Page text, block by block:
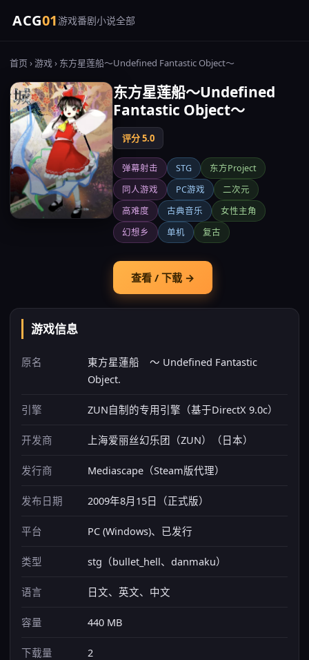
ACG01游戏番剧小说全部
首页 ›游戏› 东方星莲船～Undefined Fantastic Object～
东方星莲船～Undefined
Fantastic Object～
评分 5.0
弹幕射击 STG
东方Project
同人游戏
PC游戏
二次元
高难度
古典音乐
女性主角
幻想乡
单机 复古
查看 / 下载 →
游戏信息
原名
東方星蓮船 ～ Undefined Fantastic
Object.
引擎 ZUN自制的专用引擎（基于DirectX 9.0c）
开发商 上海爱丽丝幻乐团（ZUN）（日本）
发行商 Mediascape（Steam版代理）
发布日期 2009年8月15日（正式版）
平台 PC (Windows)、已发行
类型 stg（bullet_hell、danmaku）
语言 日文、英文、中文
容量 440 MB
下载量 2